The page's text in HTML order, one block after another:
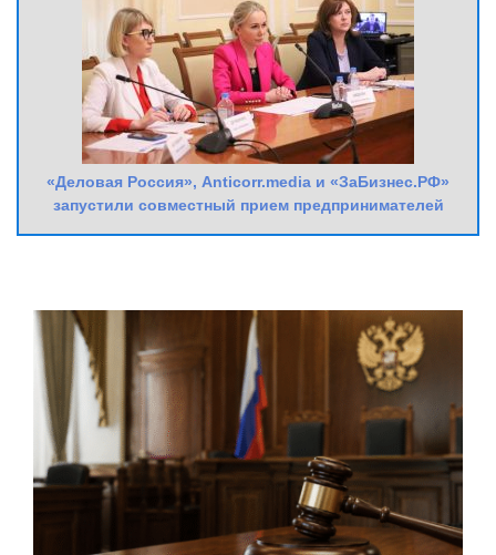
«Деловая Россия», Anticorr.media и «ЗаБизнес.РФ»
запустили совместный прием предпринимателей